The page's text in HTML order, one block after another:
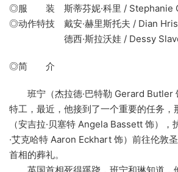
◎服 装 斯蒂芬妮·科里 / Stephanie
◎动作特技 戴安·赫里斯托夫 / Dian
德西·斯拉沃娃 / Dessy
◎简 介
班宁（杰拉德·巴特勒 Gerard Butler
特工，最近，他接到了一个重要的任务，
（安吉拉·贝塞特 Angela Bassett 饰）
·艾克哈特 Aaron Eckhart 饰）前往伦敦
首相的葬礼。